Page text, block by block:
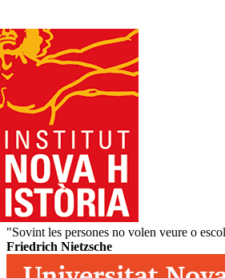
"Sovint les persones no volen veure o
Friedrich Nietzsche